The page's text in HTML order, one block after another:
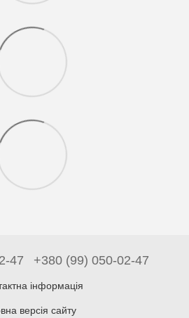
47 +380 (99) 050-02-47
інформація
версія сайту